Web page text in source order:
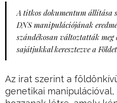
A titkos dokumentum állítása
DNS manipulációjának
szándékosan változtatták
sajátjukkal keresztezve a
Az irat szerint a
genetikai